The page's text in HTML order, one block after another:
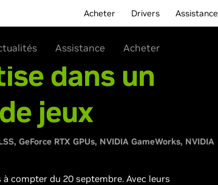
Acheter Drivers Assistance
Assistance Acheter
dans un
jeux
GeForce RTX GPUs NVIDIA GameWorks NVIDIA
compter du 20 septembre. Avec leurs